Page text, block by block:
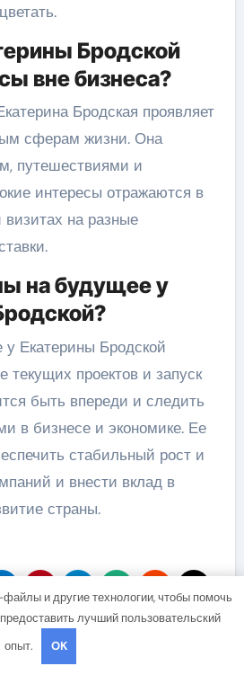
Бродской
вне бизнеса?
Бродская проявляет
сферам жизни. Она
путешествиями и
интересы отражаются в
на разные
на будущее у
Екатерины Бродской
текущих проектов и запуск
быть впереди и следить
в бизнесе и экономике. Ее
стабильный рост и
и внести вклад в
страны.
Кирилл Калинин —
файлы и другие технологии, чтобы помочь
лучший пользовательский
опыт.
OK